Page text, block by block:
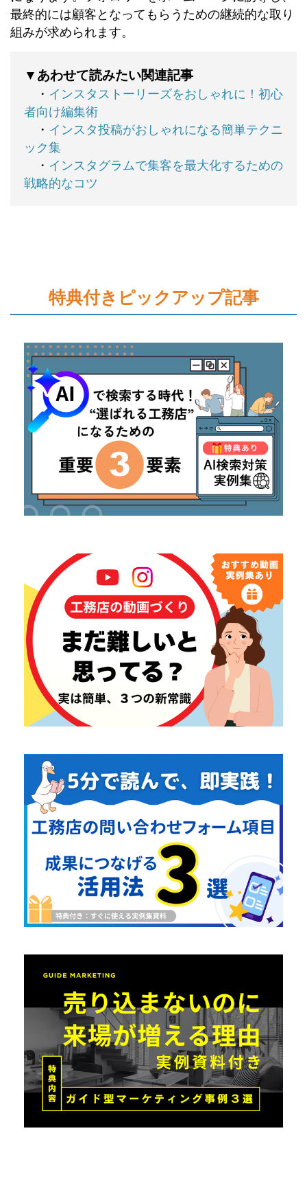
最終的には顧客となってもらうための継続的な取り
組みが求められます。
▼あわせて読みたい関連記事
・ インスタストーリーズをおしゃれに！初心
者向け編集術
・ インスタ投稿がおしゃれになる簡単テクニ
ック集
・ インスタグラムで集客を最大化するための
戦略的なコツ
特典付きピックアップ記事